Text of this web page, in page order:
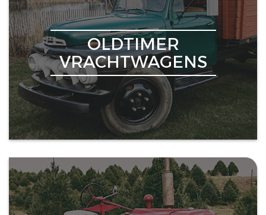
OLDTIMER
VRACHTWAGENS